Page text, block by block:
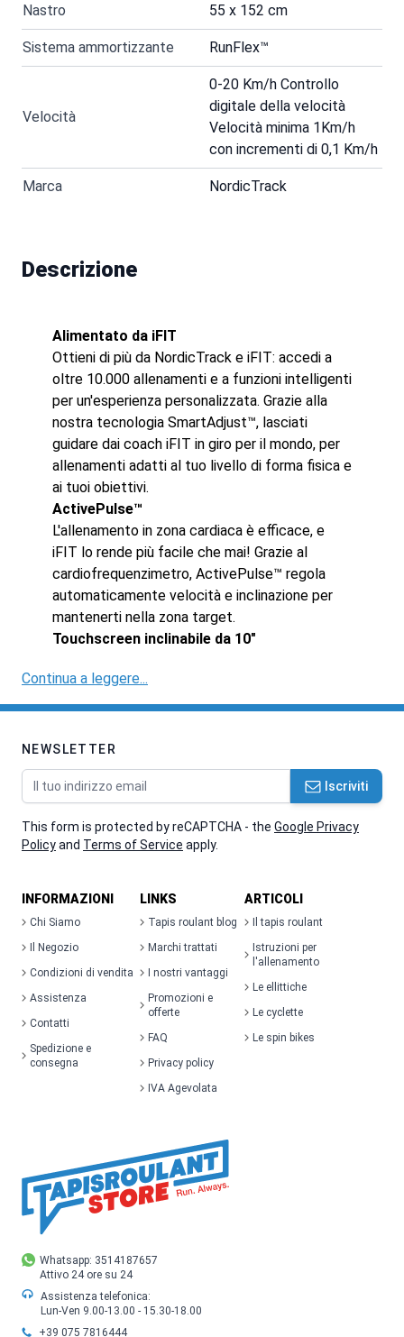
Nastro 55 x 152 cm
Sistema ammortizzante RunFlex™
Velocità
0-20 Km/h Controllo
digitale della velocità
Velocità minima 1Km/h
con incrementi di 0,1 Km/h
Marca NordicTrack
Descrizione
Alimentato da iFIT
Ottieni di più da NordicTrack e iFIT: accedi a
oltre 10.000 allenamenti e a funzioni intelligenti
per un'esperienza personalizzata. Grazie alla
nostra tecnologia SmartAdjust™, lasciati
guidare dai coach iFIT in giro per il mondo, per
allenamenti adatti al tuo livello di forma fisica e
ai tuoi obiettivi.
ActivePulse™
L'allenamento in zona cardiaca è efficace, e
iFIT lo rende più facile che mai! Grazie al
cardiofrequenzimetro, ActivePulse™ regola
automaticamente velocità e inclinazione per
mantenerti nella zona target.
Touchscreen inclinabile da 10"
Continua a leggere...
Whatsapp: 3514187657
Attivo 24 ore su 24
Assistenza telefonica:
Lun-Ven 9.00-13.00 - 15.30-18.00
+39 075 7816444
NEWSLETTER
Indirizzo email Iscriviti
This form is protected by reCAPTCHA - the Google Privacy
Policyand Terms of Service apply.
INFORMAZIONI
Chi Siamo
Il Negozio
Condizioni di vendita
Assistenza
Contatti
Spedizione e
consegna
LINKS
Tapis roulant blog
Marchi trattati
I nostri vantaggi
Promozioni e
offerte
FAQ
Privacy policy
IVA Agevolata
ARTICOLI
Il tapis roulant
Istruzioni per
l'allenamento
Le ellittiche
Le cyclette
Le spin bikes